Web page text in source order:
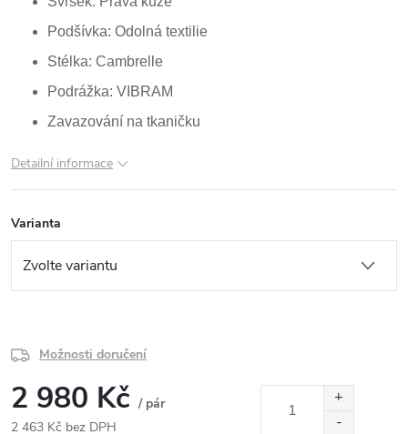
Podšívka: Odolná textilie
Stélka: Cambrelle
Podrážka: VIBRAM
Zavazování na tkaničku
Detailní informace
Varianta
Možnosti doručení
2 980 Kč / pár
2 463 Kč bez DPH